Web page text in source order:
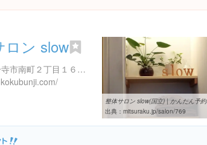
ロン slow
東京都国分寺市南町２丁目１６-２１ 冨士ビル 1階
出典： mitsuraku.jp/salon/769